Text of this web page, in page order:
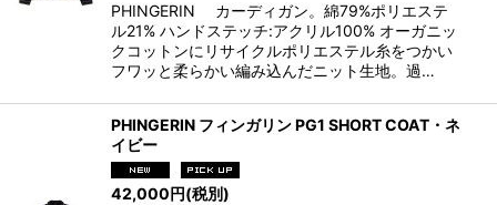
PHINGERIN カーディガン。綿79%ポリエステ
ル21% ハンドステッチ:アクリル100% オーガニッ
クコットンにリサイクルポリエステル糸をつかい
フワッと柔らかい編み込んだニット生地。過…
PHINGERIN フィンガリン PG1 SHORT COAT・ネ
イビー
42,000円(税別)